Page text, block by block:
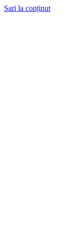
Sari la conținut